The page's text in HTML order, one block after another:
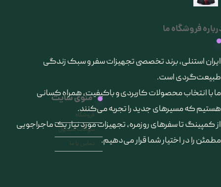
فروشگاه ما
​ایران استنلی، برند تخصصی تجهیزات سفر و سبک زندگی
طبیعت‌گردی است.
ما با انتخاب محصولات کاربردی و باکیفیت، همراه کسانی
هستیم که مسیرهای جدید را تجربه می‌کنند.
از کمپینگ تا سفرهای روزمره، تجهیزات مورد نیاز یک ماجراجویی
مطمئن را در اختیار شما قرار می‌دهیم.
منوی سایت
فروشگاه
سوالات متداول
تماس با ما